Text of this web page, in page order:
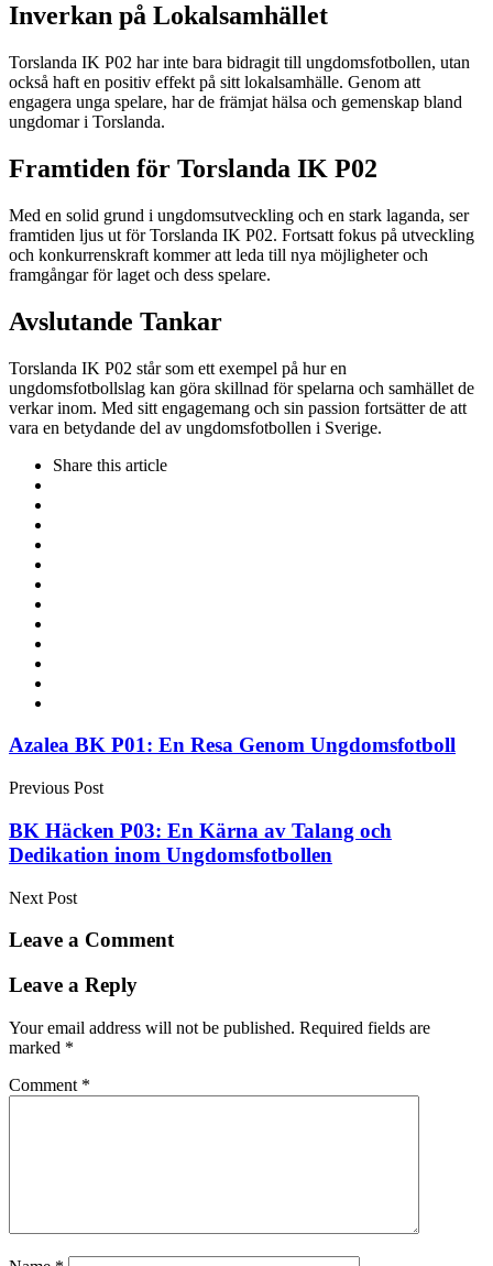
Inverkan på Lokalsamhället
Torslanda IK P02 har inte bara bidragit till ungdomsfotbollen, utan
också haft en positiv effekt på sitt lokalsamhälle. Genom att
engagera unga spelare, har de främjat hälsa och gemenskap bland
ungdomar i Torslanda.
Framtiden för Torslanda IK P02
Med en solid grund i ungdomsutveckling och en stark laganda, ser
framtiden ljus ut för Torslanda IK P02. Fortsatt fokus på utveckling
och konkurrenskraft kommer att leda till nya möjligheter och
framgångar för laget och dess spelare.
Avslutande Tankar
Torslanda IK P02 står som ett exempel på hur en
ungdomsfotbollslag kan göra skillnad för spelarna och samhället de
verkar inom. Med sitt engagemang och sin passion fortsätter de att
vara en betydande del av ungdomsfotbollen i Sverige.
Share this article
Post
navigation
Azalea BK P01: En Resa Genom Ungdomsfotboll
Previous Post
BK Häcken P03: En Kärna av Talang och
Dedikation inom Ungdomsfotbollen
Next Post
Leave a Comment
Leave a Reply
Your email address will not be published. Required fields are
marked *
Comment *